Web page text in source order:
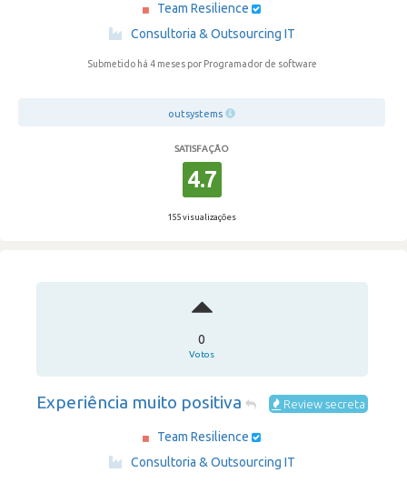
Team Resilience
·
Consultoria & Outsourcing IT
Submetido há 4 meses por Programador de software
outsystems
SATISFAÇÃO
4.7
155 visualizações
0
Votos
Experiência muito positiva Review secreta
Team Resilience
·
Consultoria & Outsourcing IT